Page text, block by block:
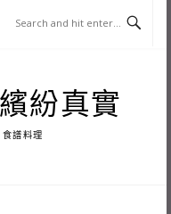
紛真實
譜料理